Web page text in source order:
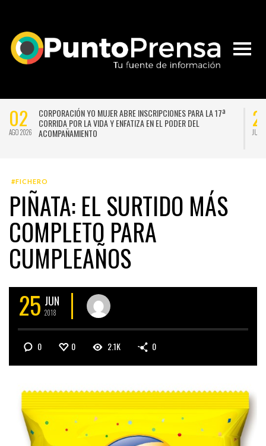
02
AGO 2026
CORPORACIÓN YO MUJER ABRE INSCRIPCIONES PARA LA 17ª
CORRIDA POR LA VIDA Y ENFATIZA EN EL PODER DEL
ACOMPAÑAMIENTO
JUL
#FICHERO
PIÑATA: EL SURTIDO MÁS
COMPLETO PARA
CUMPLEAÑOS
25 JUN
2018
0 0 2.1K 0